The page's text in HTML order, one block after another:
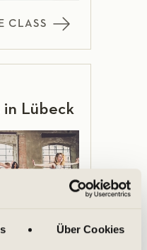
Über Cookies
CLASS
in Lübeck
CLASS